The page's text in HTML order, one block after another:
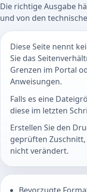
Die richtige Ausgabe
und von den
Diese Seite nennt
Sie das
Grenzen im Portal
Anweisungen.
Falls es eine
diese im letzten
Erstellen Sie den
geprüften
nicht verändert.
Bevorzugte